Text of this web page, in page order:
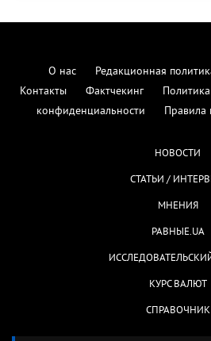
О нас Редакционная
Контакты
Фактчекинг
конфиденциальности
Правила
НОВОСТИ
СТАТЬИ /
МНЕНИЯ
РАВНЫЕ.UA
КУРС ВАЛЮТ
СПРАВОЧНИК